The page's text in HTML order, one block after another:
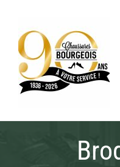
contenu